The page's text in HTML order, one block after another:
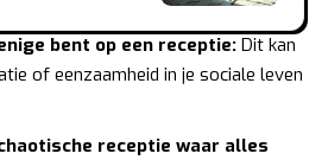
bent op een receptie: Dit kan
of eenzaamheid in je sociale leven
receptie waar alles